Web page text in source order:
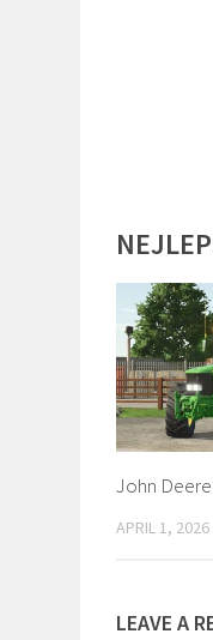
John Deere
APRIL 1, 2026
LEAVE A